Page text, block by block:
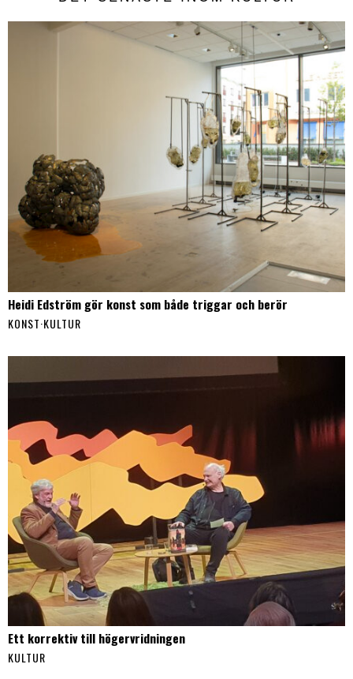
Heidi Edström gör konst som både triggar och berör
KONST·KULTUR
Ett korrektiv till högervridningen
KULTUR